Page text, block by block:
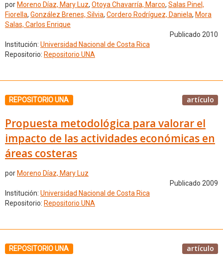
por Moreno Díaz, Mary Luz, Otoya Chavarría, Marco, Salas Pinel,
Fiorella, González Brenes, Silvia, Cordero Rodríguez, Daniela, Mora
Salas, Carlos Enrique
Publicado 2010
Institución: Universidad Nacional de Costa Rica
Repositorio: Repositorio UNA
REPOSITORIO UNA artículo
Propuesta metodológica para valorar el
impacto de las actividades económicas en
áreas costeras
por Moreno Díaz, Mary Luz
Publicado 2009
Institución: Universidad Nacional de Costa Rica
Repositorio: Repositorio UNA
REPOSITORIO UNA artículo